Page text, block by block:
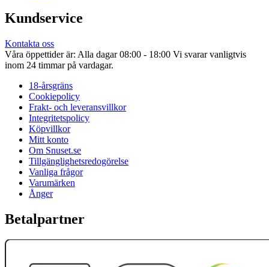
Kundservice
Kontakta oss
Våra öppettider är: Alla dagar 08:00 - 18:00 Vi svarar vanligtvis
inom 24 timmar på vardagar.
18-årsgräns
Cookiepolicy
Frakt- och leveransvillkor
Integritetspolicy
Köpvillkor
Mitt konto
Om Snuset.se
Tillgänglighetsredogörelse
Vanliga frågor
Varumärken
Ånger
Betalpartner